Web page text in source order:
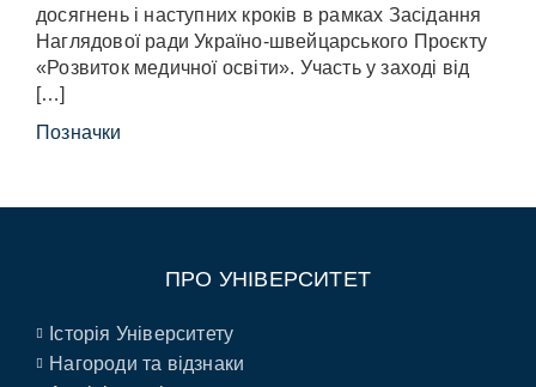
досягнень і наступних кроків в рамках Засідання
Наглядової ради Україно-швейцарського Проєкту
«Розвиток медичної освіти». Участь у заході від
[…]
Позначки
ПРО УНІВЕРСИТЕТ
Історія Університету
Нагороди та відзнаки